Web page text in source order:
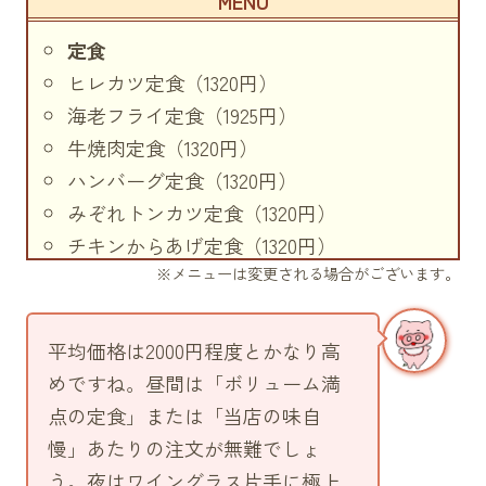
定食
ヒレカツ定食（1320円）
海老フライ定食（1925円）
牛焼肉定食（1320円）
ハンバーグ定食（1320円）
みぞれトンカツ定食（1320円）
チキンからあげ定食（1320円）
ポーク生姜焼定食（1320円）
魚フライ定食（1320円）
牛ヒレ肉あみ焼き定食（2585円）
カニコロッケ定食（1760円）
牛肉弁当（1320円）
牛ヒレ肉あみ焼きスペシャル定食（3850
円）
※メニューは変更される場合がございます。
平均価格は2000円程度とかなり高
めですね。昼間は「ボリューム満
点の定食」または「当店の味自
慢」あたりの注文が無難でしょ